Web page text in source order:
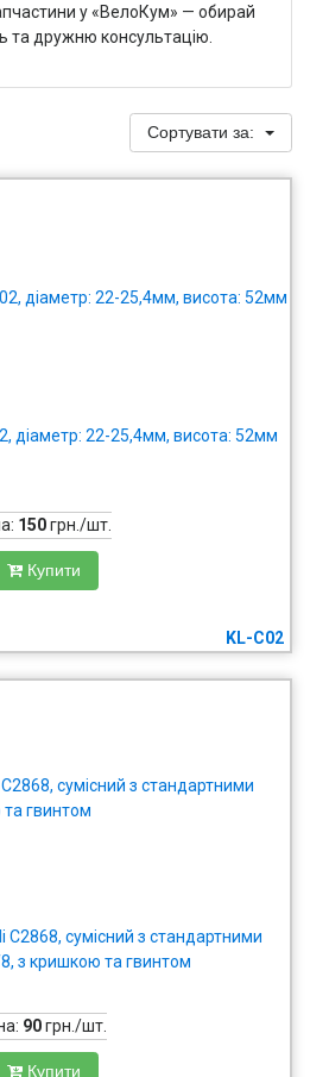
у «ВелоКум» — обирай
та дружню консультацію.
Сортувати за:
діаметр: 22-25,4мм, висота: 52мм
150грн./шт.
Купити
KL-C02
C2868, сумісний з стандартними
з кришкою та гвинтом
90грн./шт.
Купити